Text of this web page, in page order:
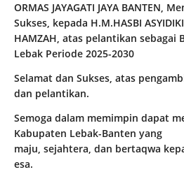
ORMAS JAYAGATI JAYA BANTEN,
Sukses, kepada H.M.HASBI
HAMZAH, atas pelantikan sebagai
Lebak Periode 2025-2030
Selamat dan Sukses, atas
dan pelantikan.
Semoga dalam memimpin dapat
Kabupaten Lebak-Banten yang
maju, sejahtera, dan bertaqwa
esa.